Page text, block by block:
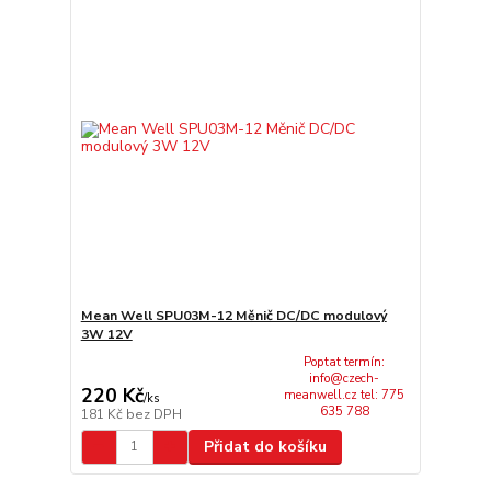
Mean Well SPU03M-12 Měnič DC/DC modulový
3W 12V
220 Kč/ks
181 Kč bez DPH
Poptat termín:
info@czech-
meanwell.cz tel: 775
635 788
Přidat do košíku